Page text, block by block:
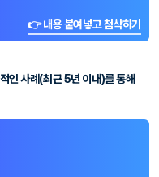
👉 내용 붙여넣고 첨삭하기
인 사례(최근 5년 이내)를 통해